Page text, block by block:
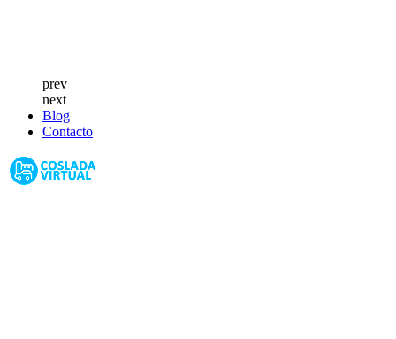
prev
next
Blog
Contacto